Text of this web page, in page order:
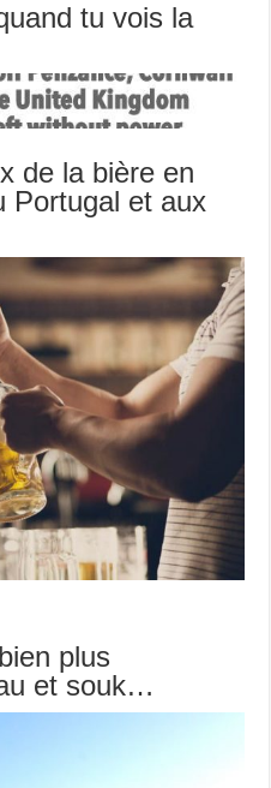
tu vois la
de la bière en
Portugal et aux
plus
et souk…